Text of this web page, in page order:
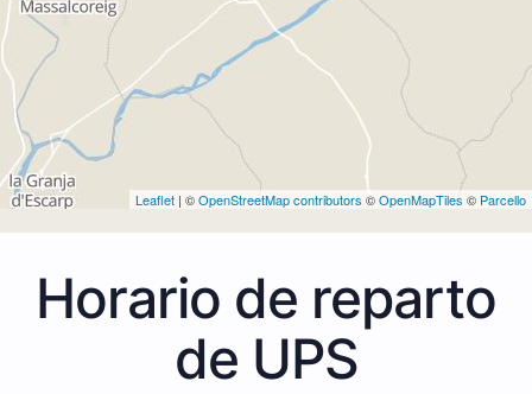
Leaflet | ©OpenStreetMap contributors ©OpenMapTiles © Parcello
Horario de reparto
de UPS